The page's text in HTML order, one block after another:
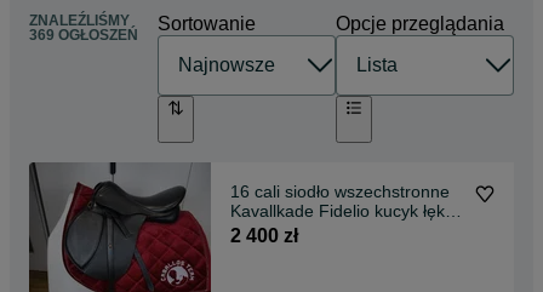
ZNALEŹLIŚMY
369 OGŁOSZEŃ
Sortowanie Opcje przeglądania
16 cali siodło wszechstronne
Kavallkade Fidelio kucyk łęk
30 Id.534
2 400 zł